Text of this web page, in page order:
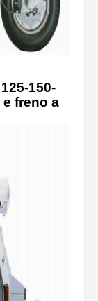
150-
freno a